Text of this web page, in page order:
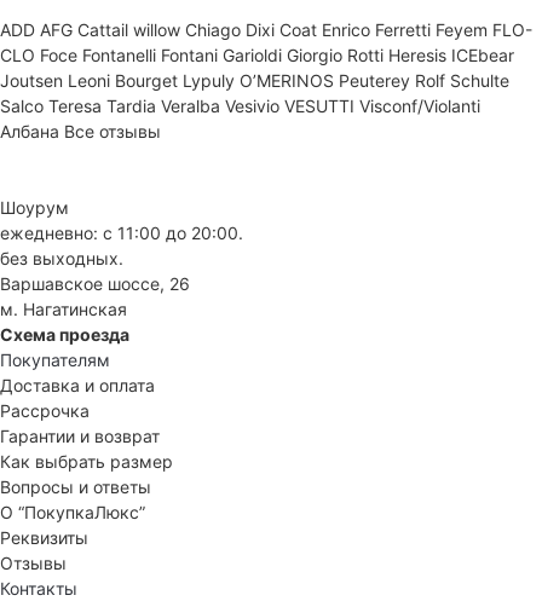
ADD AFG Cattail willow Chiago Dixi Coat Enrico Ferretti Feyem FLO-
CLO Foce Fontanelli Fontani Garioldi Giorgio Rotti Heresis ICEbear
Joutsen Leoni Bourget Lypuly O’MERINOS Peuterey Rolf Schulte
Salco Teresa Tardia Veralba Vesivio VESUTTI Visconf/Violanti
Албана Все отзывы
Шоурум
ежедневно: с 11:00 до 20:00.
без выходных.
Варшавское шоссе, 26
м. Нагатинская
Схема проезда
Покупателям
Доставка и оплата
Рассрочка
Гарантии и возврат
Как выбрать размер
Вопросы и ответы
О “ПокупкаЛюкс”
Реквизиты
Отзывы
Контакты